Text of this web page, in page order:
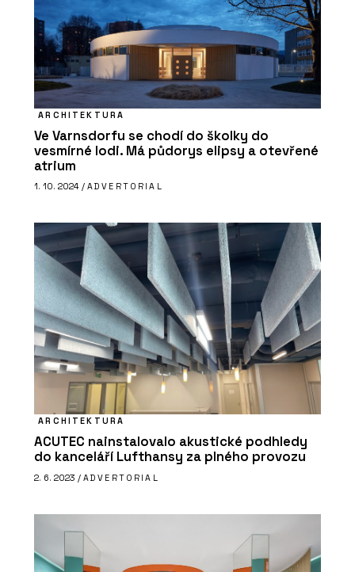
ARCHITEKTURA
Ve Varnsdorfu se chodí do školky do
vesmírné lodi. Má půdorys elipsy a otevřené
atrium
1. 10. 2024 / ADVERTORIAL
ARCHITEKTURA
ACUTEC nainstalovalo akustické podhledy
do kanceláří Lufthansy za plného provozu
2. 6. 2023 / ADVERTORIAL